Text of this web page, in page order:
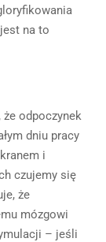
na to
odpoczynek
dniu pracy
i
czujemy się
że
mózgowi
– jeśli